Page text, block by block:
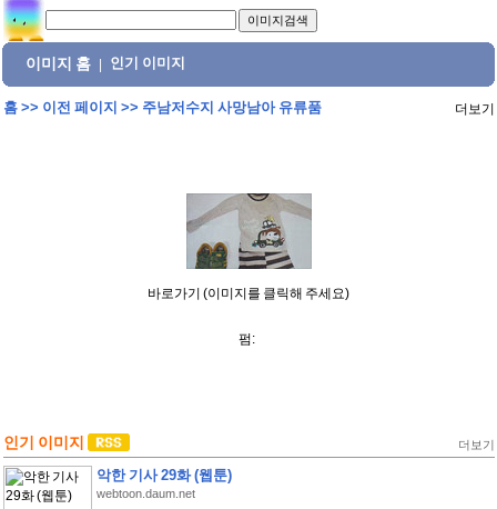
이미지 홈 인기 이미지
홈>> 이전 페이지 >> 주남저수지 사망남아 유류품 더보기
바로가기 (이미지를 클릭해 주세요)
펌:
인기 이미지 더보기
악한 기사 29화 (웹툰)
webtoon.daum.net